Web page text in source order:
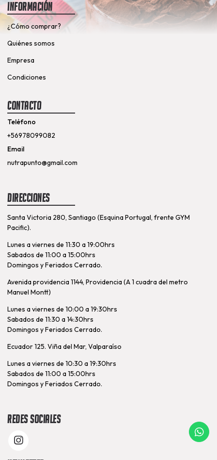
Información
¿Cómo comprar?
Quiénes somos
Empresa
Condiciones
Contacto
Teléfono
+56978099082
Email
nutrapunto@gmail.com
Direcciones
Santa Victoria 280, Santiago (Esquina Portugal, frente GYM
Pacific).
Lunes a viernes de 11:30 a 19:00hrs
Sabados de 11:00 a 15:00hrs
Domingos y Feriados Cerrado.
Avenida providencia 1144, Providencia (A 1 cuadra del metro
Manuel Montt)
Lunes a viernes de 10:00 a 19:30hrs
Sabados de 11:30 a 14:30hrs
Domingos y Feriados Cerrado.
Ecuador 125. Viña del Mar, Valparaíso
Lunes a viernes de 10:30 a 19:30hrs
Sabados de 11:00 a 15:00hrs
Domingos y Feriados Cerrado.
Redes Sociales